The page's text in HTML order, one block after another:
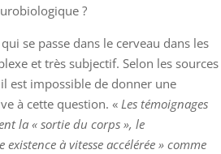
?
se passe dans le cerveau dans les
et très subjectif. Selon les sources
est impossible de donner une
à cette question. « Les témoignages
la « sortie du corps », le
à vitesse accélérée » comme